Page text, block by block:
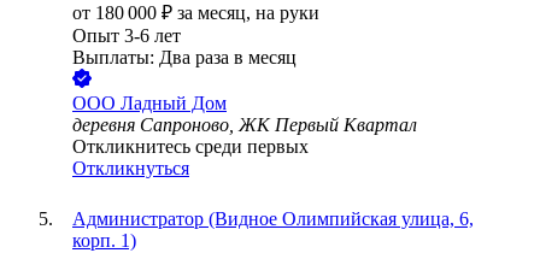
от 180 000 ₽ за месяц, на руки
Опыт 3-6 лет
Выплаты: Два раза в месяц
ООО Ладный Дом
деревня Сапроново, ЖК Первый Квартал
Откликнитесь среди первых
Откликнуться
Администратор (Видное Олимпийская улица, 6,
корп. 1)